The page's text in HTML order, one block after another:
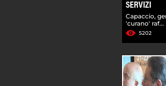
SERVIZI
Capaccio,
'curano' raf...
5202